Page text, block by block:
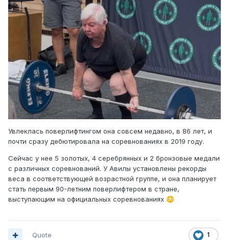
Увлеклась поверлифтингом она совсем недавно, в 86 лет, и
почти сразу дебютировала на соревнованиях в 2019 году.
Сейчас у нее 5 золотых, 4 серебрянных и 2 бронзовые медали
с различных соревнований. У Авилы установлены рекорды
веса в соответствующей возрастной группе, и она планирует
стать первым 90-летним поверлифтером в стране,
выступающим на официальных соревнованиях 😳
1
Quote